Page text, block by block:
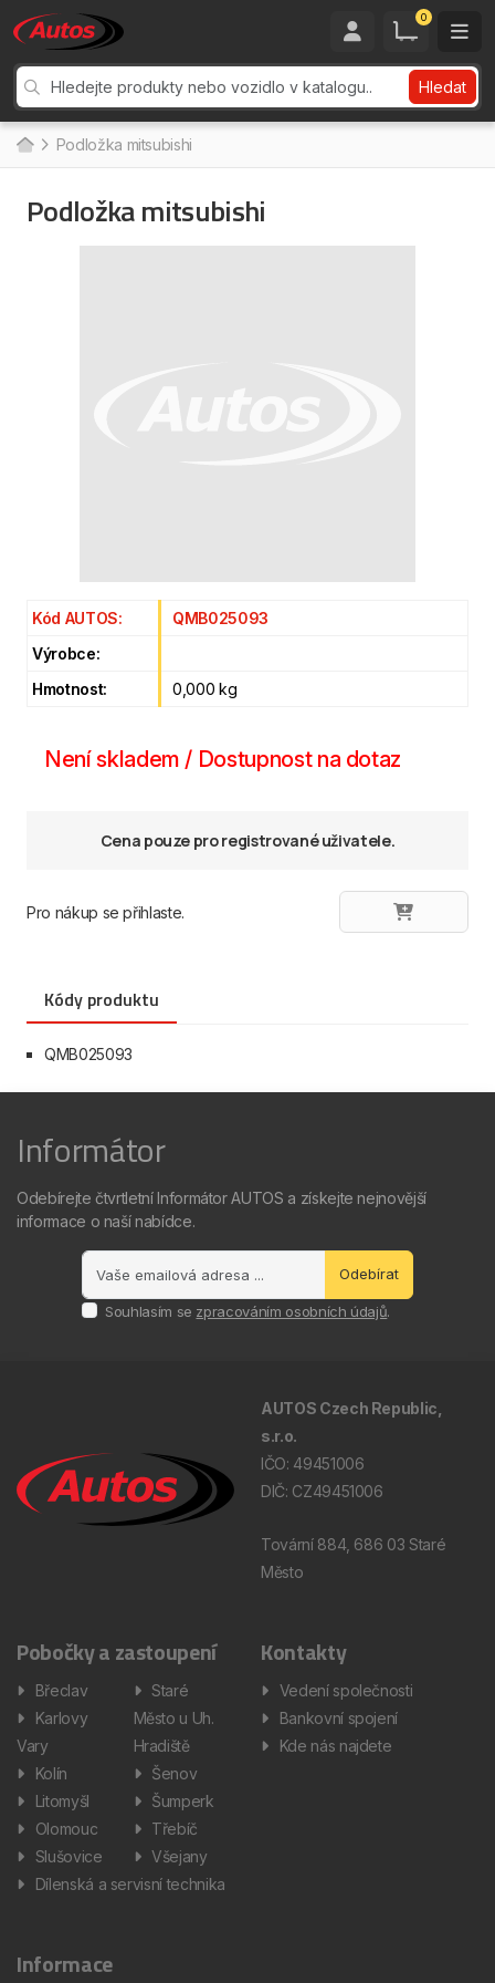
0
Hledat
Podložka mitsubishi
Podložka mitsubishi
Kód AUTOS:
QMB025093
Výrobce:
Hmotnost:
0,000 kg
Není skladem / Dostupnost na dotaz
Cena pouze pro registrované uživatele.
Pro nákup se přihlaste.
Kódy produktu
QMB025093
Informátor
Odebírejte čtvrtletní Informátor AUTOS a získejte nejnovější
informace o naší nabídce.
Odebírat
Souhlasím se zpracováním osobních údajů.
AUTOS Czech Republic,
s.r.o.
IČO: 49451006
DIČ: CZ49451006
Tovární 884, 686 03 Staré
Město
Pobočky a zastoupení
Břeclav
Karlovy
Vary
Kolín
Litomyšl
Olomouc
Slušovice
Staré
Město u Uh.
Hradiště
Šenov
Šumperk
Třebíč
Všejany
Dílenská a servisní technika
Kontakty
Vedení společnosti
Bankovní spojení
Kde nás najdete
Informace